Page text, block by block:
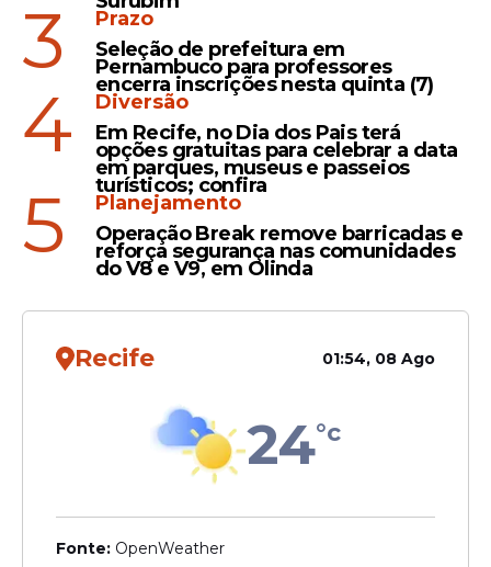
falsificações;
Integração com serviços públicos
(SUS, CadÚnico, entre outros);
Possibilidade de apresentação digital e
física.
Com a padronização, o cidadão passa a ter
acesso facilitado a benefícios sociais,
prevenindo problemas como divergências
cadastrais em políticas públicas.
Documento
Nova Carteira de
Identidade Nacional vai
3
Prazo
Seleção de prefeitura em
Pernambuco para professores
encerra inscrições nesta quinta (7)
4
Diversão
Em Recife, no Dia dos Pais terá
opções gratuitas para celebrar a data
em parques, museus e passeios
turísticos; confira
5
Planejamento
Operação Break remove barricadas e
reforça segurança nas comunidades
do V8 e V9, em Olinda
Recife 01:54, 08 Ago
24°c
Fonte: OpenWeather